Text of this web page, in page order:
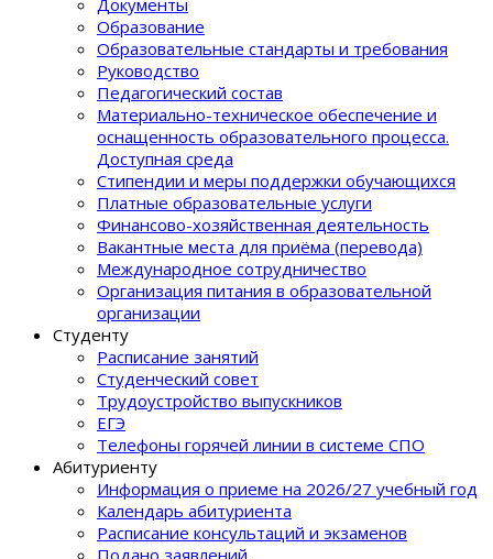
Образование
Образовательные стандарты и требования
Руководство
Педагогический состав
Материально-техническое обеспечение и
оснащенность образовательного процеcса.
Доступная среда
Стипендии и меры поддержки обучающихся
Платные образовательные услуги
Финансово-хозяйственная деятельность
Вакантные места для приёма (перевода)
Международное сотрудничество
Организация питания в образовательной
организации
Студенту
Расписание занятий
Студенческий совет
Трудоустройство выпускников
ЕГЭ
Телефоны горячей линии в системе СПО
Абитуриенту
Информация о приеме на 2026/27 учебный год
Календарь абитуриента
Расписание консультаций и экзаменов
Подано заявлений